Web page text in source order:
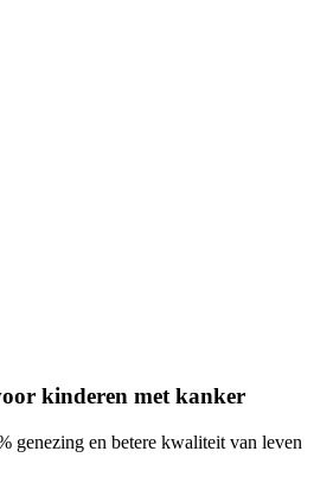
kinderen met kanker
genezing en betere kwaliteit van leven